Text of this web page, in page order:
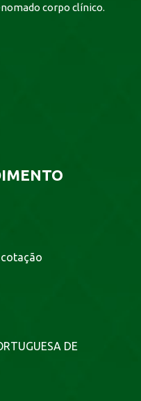
corpo clínico.
DE